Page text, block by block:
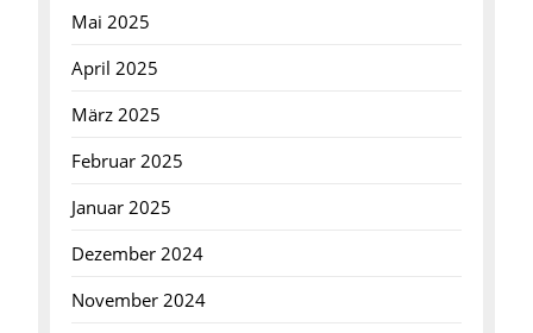
Mai 2025
April 2025
März 2025
Februar 2025
Januar 2025
Dezember 2024
November 2024